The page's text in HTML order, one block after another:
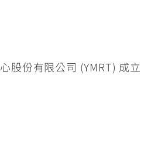
股份有限公司 (YMRT) 成立